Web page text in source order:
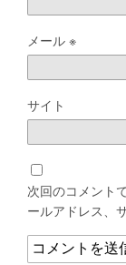
メール※
サイト
次回のコメント
ールアドレス、